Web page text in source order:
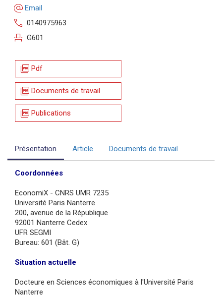
alternate_email Email
call 0140975963
event_seat G601
picture_as_pdf Pdf
picture_as_pdf Documents de travail
picture_as_pdf Publications
Présentation Article Documents de travail
Coordonnées
EconomiX - CNRS UMR 7235
Université Paris Nanterre
200, avenue de la République
92001 Nanterre Cedex
UFR SEGMI
Bureau: 601 (Bât. G)
Situation actuelle
Docteure en Sciences économiques à l'Université Paris
Nanterre